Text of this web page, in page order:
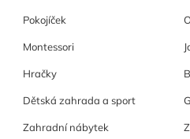
Pokojíček
Montessori
Hračky
Dětská zahrada a sport
Zahradní nábytek